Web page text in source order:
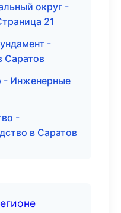
округ -
21
-
Саратов
- Инженерные
-
в Саратов